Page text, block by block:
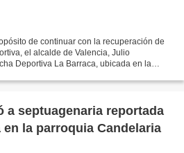
de continuar con la recuperación de
el alcalde de Valencia, Julio
Deportiva La Barraca, ubicada en la
a septuagenaria reportada
la parroquia Candelaria